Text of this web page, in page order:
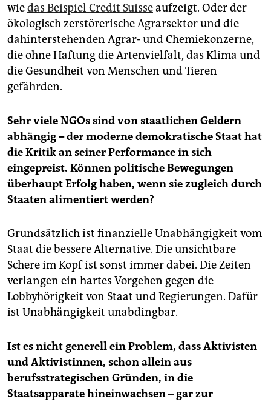
wiedas Beispiel Credit Suisseaufzeigt. Oder der
ökologisch zerstörerische Agrarsektor und die
dahinterstehenden Agrar- und Chemiekonzerne,
die ohne Haftung die Artenvielfalt, das Klima und
die Gesundheit von Menschen und Tieren
gefährden.
Sehr viele NGOs sind von staatlichen Geldern
abhängig – der moderne demokratische Staat hat
die Kritik an seiner Performance in sich
eingepreist. Können politische Bewegungen
überhaupt Erfolg haben, wenn sie zugleich durch
Staaten alimentiert werden?
Grundsätzlich ist finanzielle Unabhängigkeit vom
Staat die bessere Alternative. Die unsichtbare
Schere im Kopf ist sonst immer dabei. Die Zeiten
verlangen ein hartes Vorgehen gegen die
Lobbyhörigkeit von Staat und Regierungen. Dafür
ist Unabhängigkeit unabdingbar.
Ist es nicht generell ein Problem, dass Aktivisten
und Aktivistinnen, schon allein aus
berufsstrategischen Gründen, in die
Staatsapparate hineinwachsen – gar zur